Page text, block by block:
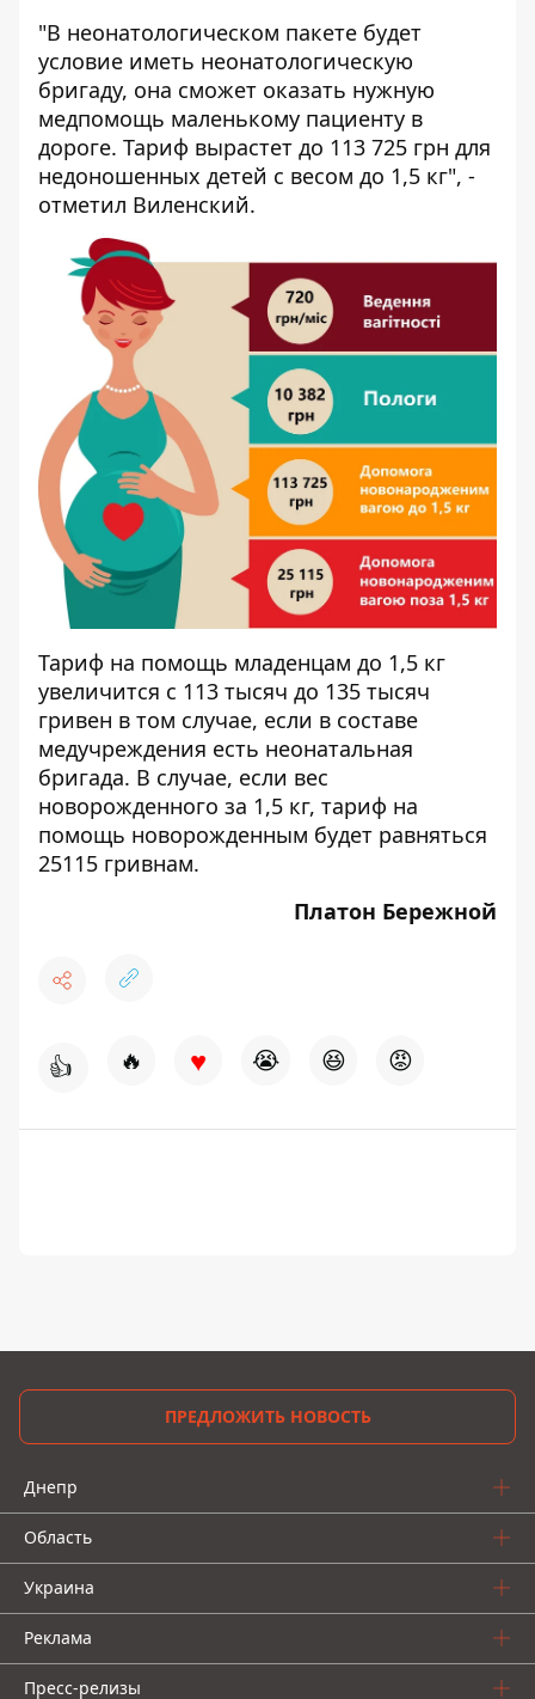
"В неонатологическом пакете будет
условие иметь неонатологическую
бригаду, она сможет оказать нужную
медпомощь маленькому пациенту в
дороге. Тариф вырастет до 113 725 грн для
недоношенных детей с весом до 1,5 кг", -
отметил Виленский.
Тариф на помощь младенцам до 1,5 кг
увеличится с 113 тысяч до 135 тысяч
гривен в том случае, если в составе
медучреждения есть неонатальная
бригада. В случае, если вес
новорожденного за 1,5 кг, тариф на
помощь новорожденным будет равняться
25115 гривнам.
Платон Бережной
👍 🔥 ♥ 😭 😆 😡
ПРЕДЛОЖИТЬ НОВОСТЬ
Днепр
Область
Украина
Реклама
Пресс-релизы